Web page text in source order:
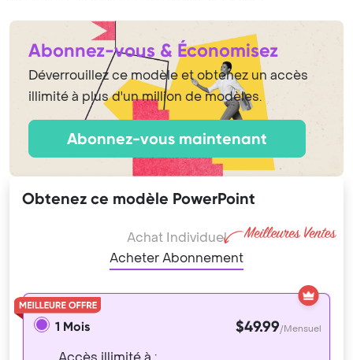
Abonnez-vous & Économisez
Déverrouillez ce modèle et obtenez un accès
illimité à plus d'un million de modèles.
Abonnez-vous maintenant
Obtenez ce modèle PowerPoint
Achat Individuel
Acheter Abonnement
1 Mois $49.99/Mensuel